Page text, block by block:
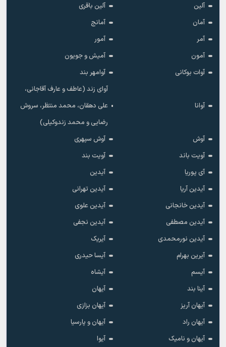
آلین
آلین باقری
آمان
آمانج
آمر
آمور
آمون
آمیش و جویون
آوات بوکانی
آوامهر بند
آوانا
آوای زند (عاطف و عارف آقاجانی،
علی دهقان، محمد منتظر، سروش
رضایی و محمد زندوکیلی)
آوش
آوش سپهری
آویت باند
آویت بند
آی پوریا
آیدین
آیدین آریا
آیدین تهرانی
آیدین خانجانی
آیدین علوی
آیدین مصطفی
آیدین نجفی
آیدین نورمحمدی
آیریک
آیرین بهرام
آیسا حیدری
آیسم
آیشاه
آینا بند
آیهان
آیهان آریز
آیهان بزازی
آیهان راد
آیهان و پارسیا
آیهان و نامیک
آیوا